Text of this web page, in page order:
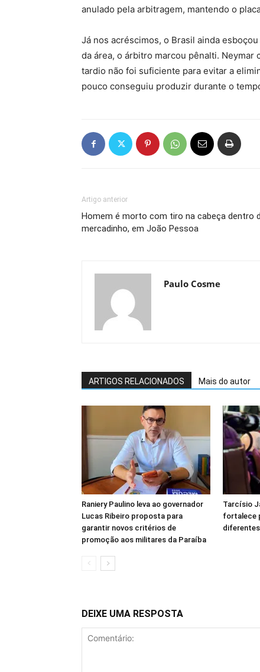
anulado pela arbitragem, mantendo o
Já nos acréscimos, o Brasil ainda
da área, o árbitro marcou pênalti.
tardio não foi suficiente para evitar a
pouco conseguiu produzir durante o
Artigo anterior
Homem é morto com tiro na cabeça dentro
mercadinho, em João Pessoa
Paulo Cosme
ARTIGOS RELACIONADOS Mais do autor
Raniery Paulino leva ao governador
Lucas Ribeiro proposta para
garantir novos critérios de
promoção aos militares da Paraíba
Tarcísio
fortalece
DEIXE UMA RESPOSTA